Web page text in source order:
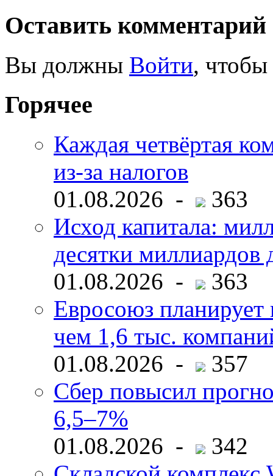
Оставить комментарий
Вы должны Войти, чтобы
Горячее
Каждая четвёртая
из-за налогов
01.08.2026 -
363
Исход капитала:
десятки миллиардов
01.08.2026 -
363
Евросоюз планирует
чем 1,6 тыс.
01.08.2026 -
357
Сбер повысил
6,5–7%
01.08.2026 -
342